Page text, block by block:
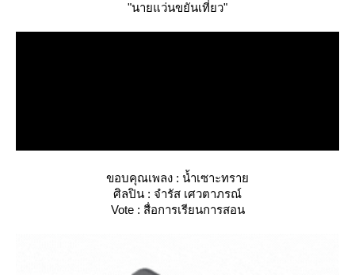
"นายแว่นขยันเที่ยว"
ขอบคุณเพลง : น้ำเซาะทรา
ศิลปิน : จำรัส เศวตาภรณ์
Vote : สื่อการเรียนการสอน